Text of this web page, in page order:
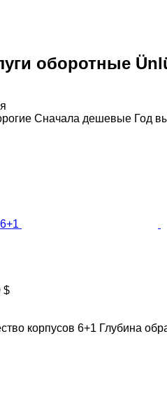
оборотные
Сначала дешевые Год
$
корпусов 6+1 Глубина